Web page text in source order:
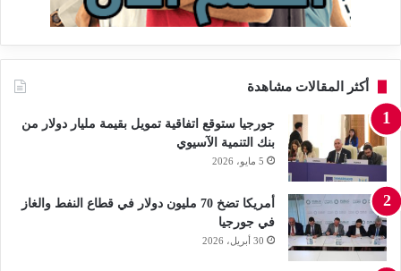
أكثر المقالات مشاهدة
جورجيا ستوقع اتفاقية تمويل بقيمة مليار دولار من
بنك التنمية الآسيوي
5 مايو، 2026
أمريكا تضخ 70 مليون دولار في قطاع النفط والغاز
في جورجيا
30 أبريل، 2026